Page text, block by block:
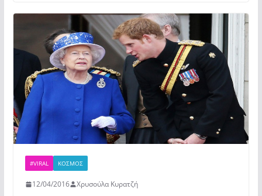
b
o
o
k
A
p
p
σ
τε
ίτ
ε
#VIRAL ΚΌΣΜΟΣ
12/04/2016 Χρυσούλα Κυρατζή